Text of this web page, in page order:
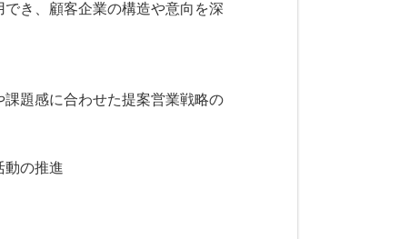
き、顧客企業の構造や意向を深
題感に合わせた提案営業戦略の
動の推進